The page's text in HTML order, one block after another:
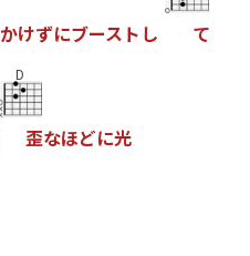
かけずにブース ト し て
D
歪なほどに光